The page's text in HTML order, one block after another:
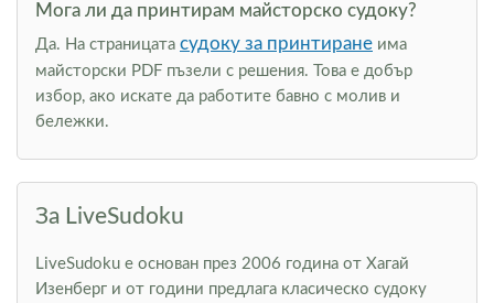
Мога ли да принтирам майсторско судоку?
Да. На страницата судоку за принтиране има
майсторски PDF пъзели с решения. Това е добър
избор, ако искате да работите бавно с молив и
бележки.
За LiveSudoku
LiveSudoku е основан през 2006 година от Хагай
Изенберг и от години предлага класическо судоку